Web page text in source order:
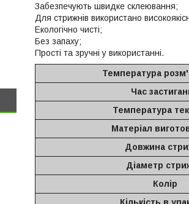
Забезпечують швидке склеювання;
Для стрижнів використано
Екологічно чисті;
Без запаху;
Прості та зручні у використанні.
Температура
Час
Температура
Матеріал
Довжина
Діаметр
Колір